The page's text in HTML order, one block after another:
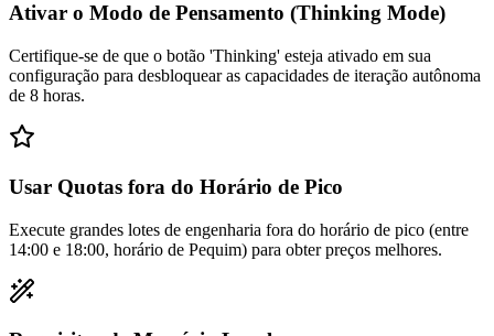
Ativar o Modo de Pensamento (Thinking Mode)
Certifique-se de que o botão 'Thinking' esteja ativado em sua
configuração para desbloquear as capacidades de iteração autônoma
de 8 horas.
Usar Quotas fora do Horário de Pico
Execute grandes lotes de engenharia fora do horário de pico (entre
14:00 e 18:00, horário de Pequim) para obter preços melhores.